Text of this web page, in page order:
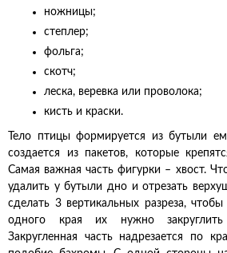
ножницы;
степлер;
фольга;
скотч;
леска, веревка или проволока;
кисть и краски.
Тело птицы формируется из бутыли
создается из пакетов, которые
Самая важная часть фигурки – хвост.
удалить у бутыли дно и отрезать
сделать 3 вертикальных разреза,
одного края их нужно
Закругленная часть надрезается по